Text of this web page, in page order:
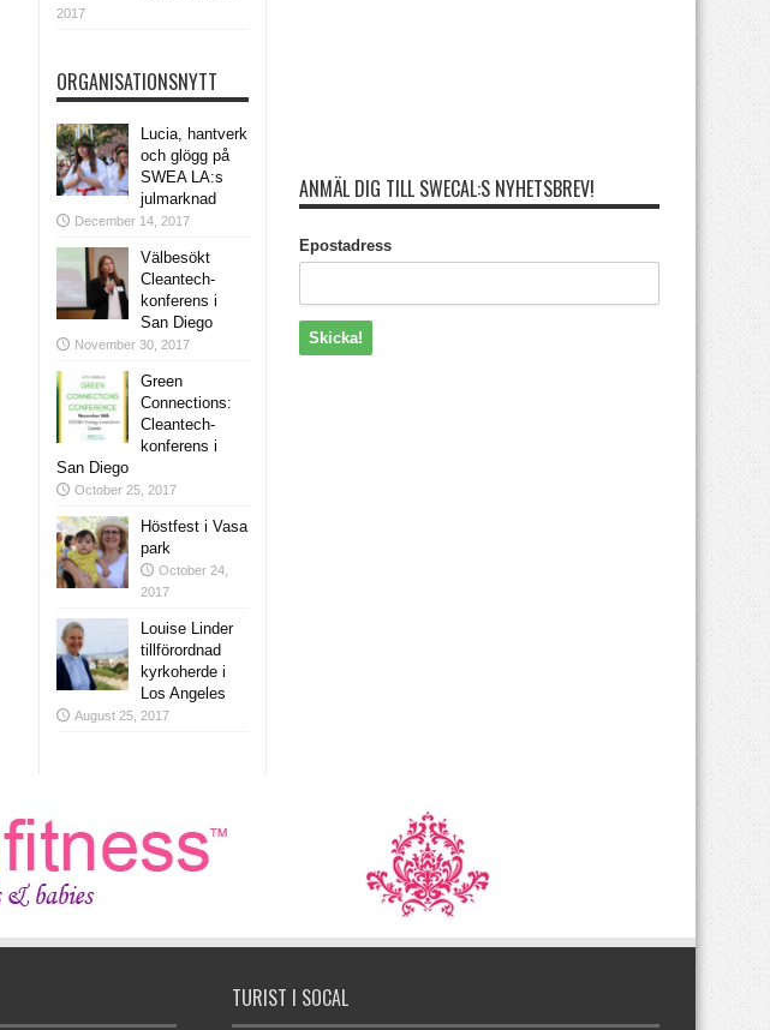
2017
ORGANISATIONSNYTT
Lucia, hantverk
och glögg på
SWEA LA:s
julmarknad
December 14, 2017
Välbesökt
Cleantech-
konferens i
San Diego
November 30, 2017
Green
Connections:
Cleantech-
konferens i
San Diego
October 25, 2017
Höstfest i Vasa
park
October 24,
2017
Louise Linder
tillförordnad
kyrkoherde i
Los Angeles
August 25, 2017
ANMÄL DIG TILL SWECAL:S NYHETSBREV!
Epostadress
TURIST I SOCAL